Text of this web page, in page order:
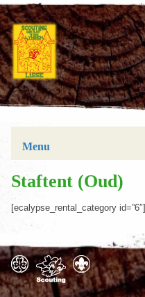
Menu
Staftent (Oud)
[ecalypse_rental_category id=”6″]